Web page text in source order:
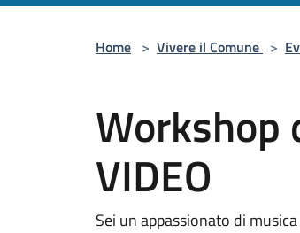
Home > Vivere il Comune >
Workshop
VIDEO
Sei un appassionato di